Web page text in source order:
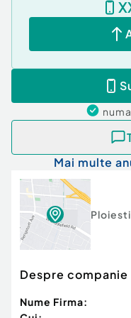
Posibilitate
Nr. locuri parcare:
Mai multe
Ploiesti
Despre companie
Nume Firma: